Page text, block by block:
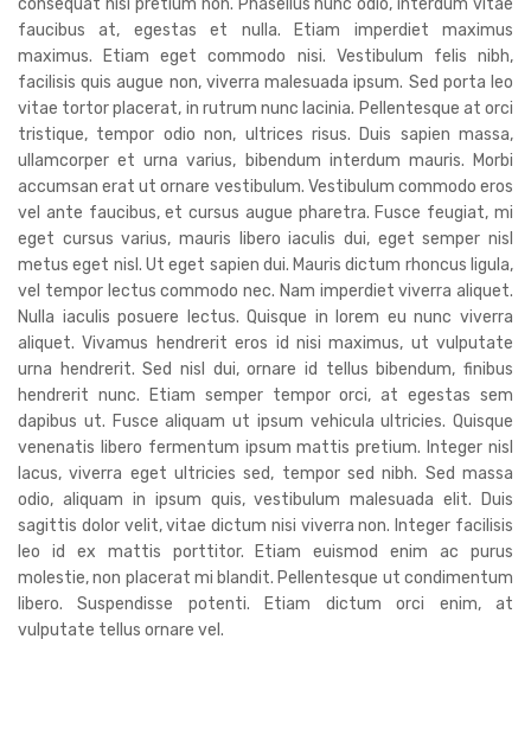
faucibus at, egestas et nulla. Etiam imperdiet maximus
maximus. Etiam eget commodo nisi. Vestibulum felis nibh,
facilisis quis augue non, viverra malesuada ipsum. Sed porta leo
vitae tortor placerat, in rutrum nunc lacinia. Pellentesque at orci
tristique, tempor odio non, ultrices risus. Duis sapien massa,
ullamcorper et urna varius, bibendum interdum mauris. Morbi
accumsan erat ut ornare vestibulum. Vestibulum commodo eros
vel ante faucibus, et cursus augue pharetra. Fusce feugiat, mi
eget cursus varius, mauris libero iaculis dui, eget semper nisl
metus eget nisl. Ut eget sapien dui. Mauris dictum rhoncus ligula,
vel tempor lectus commodo nec. Nam imperdiet viverra aliquet.
Nulla iaculis posuere lectus. Quisque in lorem eu nunc viverra
aliquet. Vivamus hendrerit eros id nisi maximus, ut vulputate
urna hendrerit. Sed nisl dui, ornare id tellus bibendum, finibus
hendrerit nunc. Etiam semper tempor orci, at egestas sem
dapibus ut. Fusce aliquam ut ipsum vehicula ultricies. Quisque
venenatis libero fermentum ipsum mattis pretium. Integer nisl
lacus, viverra eget ultricies sed, tempor sed nibh. Sed massa
odio, aliquam in ipsum quis, vestibulum malesuada elit. Duis
sagittis dolor velit, vitae dictum nisi viverra non. Integer facilisis
leo id ex mattis porttitor. Etiam euismod enim ac purus
molestie, non placerat mi blandit. Pellentesque ut condimentum
libero. Suspendisse potenti. Etiam dictum orci enim, at
vulputate tellus ornare vel.